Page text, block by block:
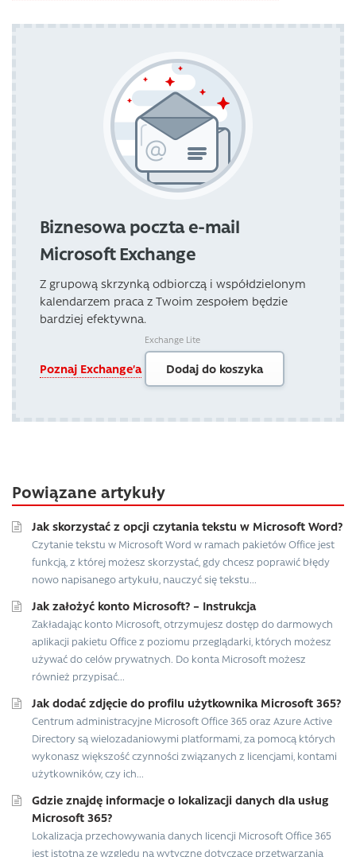
Biznesowa poczta e-mail
Microsoft Exchange
Z grupową skrzynką odbiorczą i współdzielonym
kalendarzem praca z Twoim zespołem będzie
bardziej efektywna.
Poznaj Exchange’a
Exchange Lite
Dodaj do koszyka
Powiązane artykuły
Jak skorzystać z opcji czytania tekstu w Microsoft Word?
Czytanie tekstu w Microsoft Word w ramach pakietów Office jest
funkcją, z której możesz skorzystać, gdy chcesz poprawić błędy
nowo napisanego artykułu, nauczyć się tekstu...
Jak założyć konto Microsoft? – Instrukcja
Zakładając konto Microsoft, otrzymujesz dostęp do darmowych
aplikacji pakietu Office z poziomu przeglądarki, których możesz
używać do celów prywatnych. Do konta Microsoft możesz
również przypisać...
Jak dodać zdjęcie do profilu użytkownika Microsoft 365?
Centrum administracyjne Microsoft Office 365 oraz Azure Active
Directory są wielozadaniowymi platformami, za pomocą których
wykonasz większość czynności związanych z licencjami, kontami
użytkowników, czy ich...
Gdzie znajdę informacje o lokalizacji danych dla usług
Microsoft 365?
Lokalizacja przechowywania danych licencji Microsoft Office 365
jest istotna ze względu na wytyczne dotyczące przetwarzania